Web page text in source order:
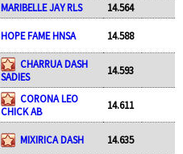
MARIBELLE JAY RLS 14.564
HOPE FAME HNSA 14.588
CHARRUA DASH
SADIES
14.593
CORONA LEO
CHICK AB
14.611
MIXIRICA DASH 14.635